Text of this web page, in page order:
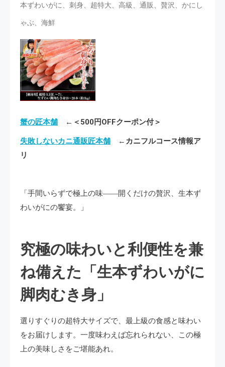
本ずわいがに、刺身、超特大、高級、通販、贅沢、かにし
ゃぶ、海鮮
蟹の匠本舗 ←＜500円OFFクーポン付＞
失敗しないカニ通販匠本舗 ←カニフルコース情報ア
リ
「手間いらずで極上の味――開くだけの贅沢、生本ず
わいがにの饗宴。」
究極の味わいと利便性を兼
ね備えた「生本ずわいがに
脚肉むき身」
選りすぐりの超特大サイズで、最上級の食感と味わい
をお届けします。一度味わえば忘れられない、この極
上の美味しさをご堪能あれ。